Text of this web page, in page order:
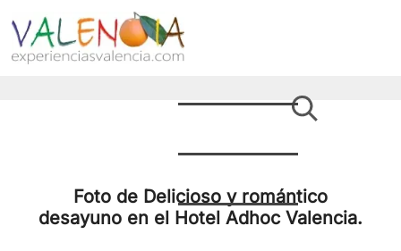
Foto de Delicioso y romántico
desayuno en el Hotel Adhoc Valencia.